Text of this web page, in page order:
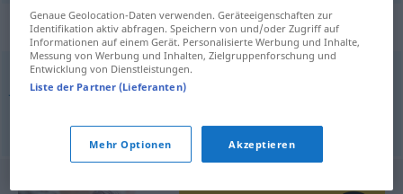
Synonyme für "Generation"
Jahrgang
© OpenThesaurus.de
Genaue Geolocation-Daten verwenden. Geräteeigenschaften zur
Identifikation aktiv abfragen. Speichern von und/oder Zugriff auf
Informationen auf einem Gerät. Personalisierte Werbung und Inhalte,
Messung von Werbung und Inhalten, Zielgruppenforschung und
Entwicklung von Dienstleistungen.
Liste der Partner (Lieferanten)
Mehr Optionen Akzeptieren